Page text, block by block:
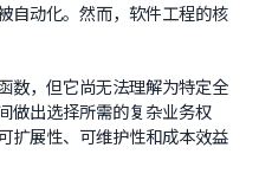
自动化。然而，软件工程的核
数，但它尚无法理解为特定全
做出选择所需的复杂业务权
扩展性、可维护性和成本效益